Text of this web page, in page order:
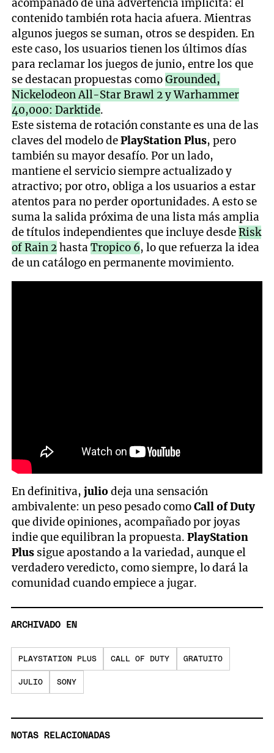
acompañado de una advertencia implícita: el
contenido también rota hacia afuera. Mientras
algunos juegos se suman, otros se despiden. En
este caso, los usuarios tienen los últimos días
para reclamar los juegos de junio, entre los que
se destacan propuestas comoGrounded,
Nickelodeon All-Star Brawl 2 y Warhammer
40,000: Darktide.
Este sistema de rotación constante es una de las
claves del modelo dePlayStation Plus, pero
también su mayor desafío. Por un lado,
mantiene el servicio siempre actualizado y
atractivo; por otro, obliga a los usuarios a estar
atentos para no perder oportunidades. A esto se
suma la salida próxima de una lista más amplia
de títulos independientes que incluye desdeRisk
of Rain 2hastaTropico 6, lo que refuerza la idea
de un catálogo en permanente movimiento.
En definitiva,juliodeja una sensación
ambivalente: un peso pesado comoCall of Duty
que divide opiniones, acompañado por joyas
indie que equilibran la propuesta.PlayStation
Plus sigue apostando a la variedad, aunque el
verdadero veredicto, como siempre, lo dará la
comunidad cuando empiece a jugar.
ARCHIVADO EN
PLAYSTATION PLUS CALL OF DUTY GRATUITO
JULIO SONY
NOTAS RELACIONADAS